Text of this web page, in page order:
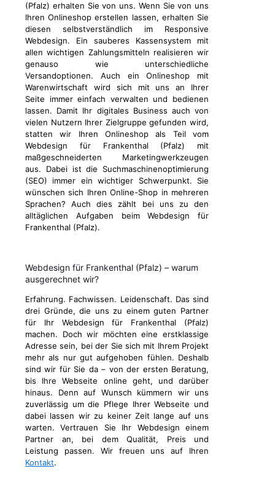
(Pfalz) erhalten Sie von uns. Wenn Sie von uns
Ihren Onlineshop erstellen lassen, erhalten Sie
diesen selbstverständlich im Responsive
Webdesign. Ein sauberes Kassensystem mit
allen wichtigen Zahlungsmitteln realisieren wir
genauso wie unterschiedliche
Versandoptionen. Auch ein Onlineshop mit
Warenwirtschaft wird sich mit uns an Ihrer
Seite immer einfach verwalten und bedienen
lassen. Damit Ihr digitales Business auch von
vielen Nutzern Ihrer Zielgruppe gefunden wird,
statten wir Ihren Onlineshop als Teil vom
Webdesign für Frankenthal (Pfalz) mit
maßgeschneiderten Marketingwerkzeugen
aus. Dabei ist die Suchmaschinenoptimierung
(SEO) immer ein wichtiger Schwerpunkt. Sie
wünschen sich Ihren Online-Shop in mehreren
Sprachen? Auch dies zählt bei uns zu den
alltäglichen Aufgaben beim Webdesign für
Frankenthal (Pfalz).
Webdesign für Frankenthal (Pfalz) – warum
ausgerechnet wir?
Erfahrung. Fachwissen. Leidenschaft. Das sind
drei Gründe, die uns zu einem guten Partner
für Ihr Webdesign für Frankenthal (Pfalz)
machen. Doch wir möchten eine erstklassige
Adresse sein, bei der Sie sich mit Ihrem Projekt
mehr als nur gut aufgehoben fühlen. Deshalb
sind wir für Sie da – von der ersten Beratung,
bis Ihre Webseite online geht, und darüber
hinaus. Denn auf Wunsch kümmern wir uns
zuverlässig um die Pflege Ihrer Webseite und
dabei lassen wir zu keiner Zeit lange auf uns
warten. Vertrauen Sie Ihr Webdesign einem
Partner an, bei dem Qualität, Preis und
Leistung passen. Wir freuen uns auf Ihren
Kontakt.